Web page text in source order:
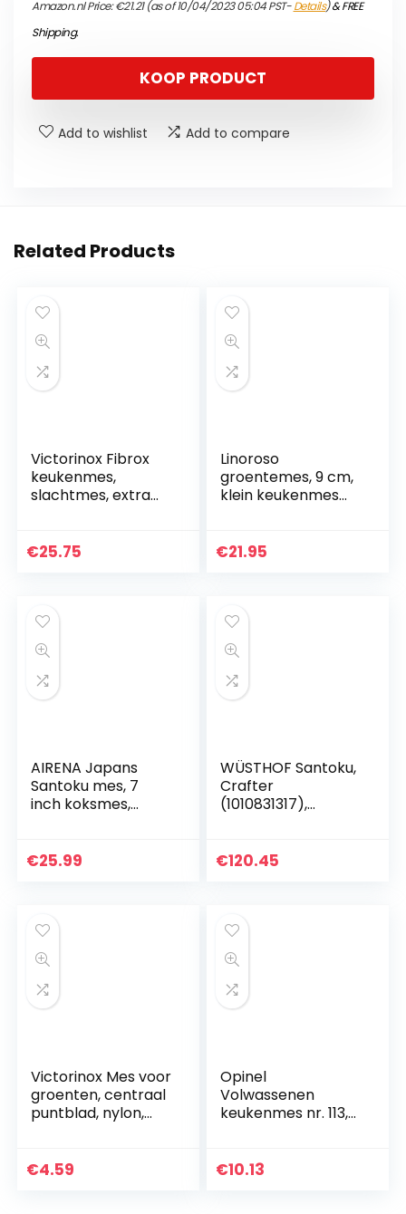
Amazon.nl Price:€21.21(as of 10/04/2023 05:04 PST-Details)&FREE
Shipping.
KOOP PRODUCT
Add to wishlist Add to compare
Related Products
Victorinox Fibrox
keukenmes,
slachtmes, extra
vaatwasmachineb
€25.75
Linoroso
groentemes, 9 cm,
klein keukenmes
gesmeed Duits
€21.95
AIRENA Japans
Santoku mes, 7
inch koksmes,
roestvrij staal,
€25.99
WÜSTHOF Santoku,
Crafter
(1010831317),
handvat van
€120.45
Victorinox Mes voor
groenten, centraal
puntblad, nylon,
€4.59
Opinel
Volwassenen
keukenmes nr. 113,
paars
€10.13